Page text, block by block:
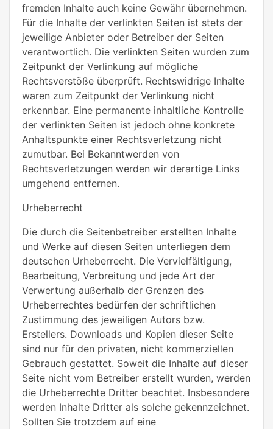
fremden Inhalte auch keine Gewähr übernehmen.
Für die Inhalte der verlinkten Seiten ist stets der
jeweilige Anbieter oder Betreiber der Seiten
verantwortlich. Die verlinkten Seiten wurden zum
Zeitpunkt der Verlinkung auf mögliche
Rechtsverstöße überprüft. Rechtswidrige Inhalte
waren zum Zeitpunkt der Verlinkung nicht
erkennbar. Eine permanente inhaltliche Kontrolle
der verlinkten Seiten ist jedoch ohne konkrete
Anhaltspunkte einer Rechtsverletzung nicht
zumutbar. Bei Bekanntwerden von
Rechtsverletzungen werden wir derartige Links
umgehend entfernen.
Urheberrecht
Die durch die Seitenbetreiber erstellten Inhalte
und Werke auf diesen Seiten unterliegen dem
deutschen Urheberrecht. Die Vervielfältigung,
Bearbeitung, Verbreitung und jede Art der
Verwertung außerhalb der Grenzen des
Urheberrechtes bedürfen der schriftlichen
Zustimmung des jeweiligen Autors bzw.
Erstellers. Downloads und Kopien dieser Seite
sind nur für den privaten, nicht kommerziellen
Gebrauch gestattet. Soweit die Inhalte auf dieser
Seite nicht vom Betreiber erstellt wurden, werden
die Urheberrechte Dritter beachtet. Insbesondere
werden Inhalte Dritter als solche gekennzeichnet.
Sollten Sie trotzdem auf eine